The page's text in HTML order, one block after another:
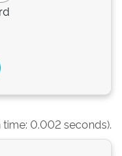
time: 0.002 seconds).